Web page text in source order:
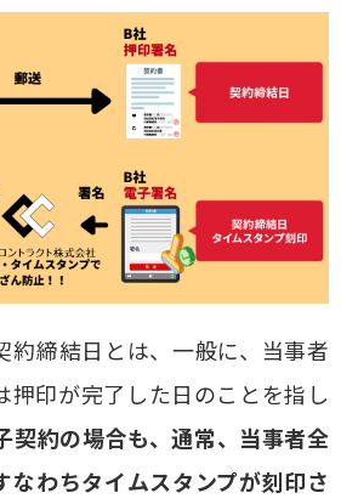
約締結日とは、一般に、当事者
押印が完了した日のことを指し
契約の場合も、通常、当事者全
なわちタイムスタンプが刻印さ